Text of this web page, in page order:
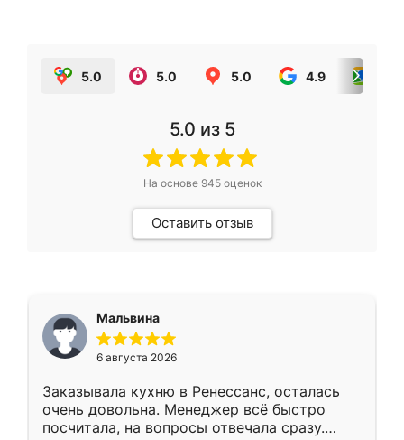
5.0 5.0 5.0 4.9
5.0 из 5
На основе 945оценок
Оставить отзыв
Мальвина
6 августа 2026
Заказывала кухню в Ренессанс, осталась
очень довольна. Менеджер всё быстро
посчитала, на вопросы отвечала сразу.